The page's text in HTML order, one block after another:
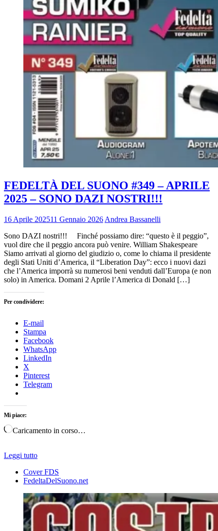
FEDELTÀ DEL SUONO #349 – APRILE
2025 – SONO DAZI NOSTRI!!!
16 Aprile 202511 Gennaio 2026 Andrea Bassanelli
Sono DAZI nostri!!! Finché possiamo dire: “questo è il peggio”,
vuol dire che il peggio ancora può venire. William Shakespeare
Siamo arrivati al giorno del giudizio o, come lo chiama il presidente
degli Stati Uniti d’America, il “Liberation Day”: ecco i nuovi dazi
che l’America imporrà su numerosi beni venduti dall’Europa (e non
solo) in America. Domani 2 Aprile l’America di Donald […]
Per condividere:
E-mail
Stampa
Facebook
WhatsApp
LinkedIn
X
Pinterest
Telegram
Mi piace:
Caricamento in corso…
Leggi tutto
Cover FDS
FedeltaDelSuono.net